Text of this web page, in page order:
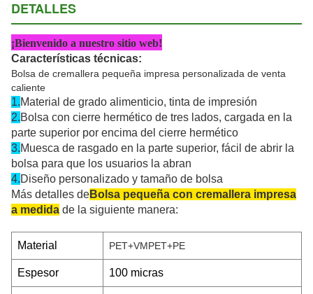
DETALLES
¡Bienvenido a nuestro sitio web!
Características técnicas:
Bolsa de cremallera pequeña impresa personalizada de venta
caliente
1.Material de grado alimenticio, tinta de impresión
2.Bolsa con cierre hermético de tres lados, cargada en la
parte superior por encima del cierre hermético
3.Muesca de rasgado en la parte superior, fácil de abrir la
bolsa para que los usuarios la abran
4.Diseño personalizado y tamaño de bolsa
Más detalles deBolsa pequeña con cremallera impresa
a medida de la siguiente manera:
Material PET+VMPET+PE
Espesor 100 micras